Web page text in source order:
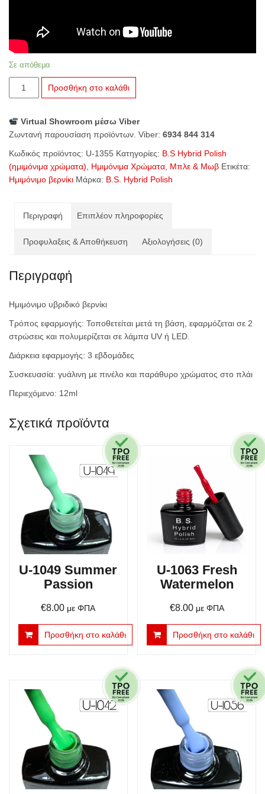
Σε απόθεμα
1355
ποσότητα
Προσθήκη στο καλάθι
Virtual Showroom μέσω Viber
Ζωντανή παρουσίαση προϊόντων. Viber: 6934 844 314
Κωδικός προϊόντος: U-1355 Κατηγορίες: B.S Hybrid Polish
(ημιμόνιμα χρώματα)
Ημιμόνιμα Χρώματα Μπλε & Μωβ Ετικέτα:
Ημιμόνιμο βερνίκι Μάρκα: B.S. Hybrid Polish
Περιγραφή Επιπλέον πληροφορίες
Προφυλαξεις & Αποθήκευση Αξιολογήσεις (0)
Περιγραφή
Ημιμόνιμο υβριδικό βερνίκι
Τρόπος εφαρμογής: Τοποθετείται μετά τη βάση, εφαρμόζεται σε 2
στρώσεις και πολυμερίζεται σε λάμπα UV ή LED.
Διάρκεια εφαρμογής: 3 εβδομάδες
Συσκευασία: γυάλινη με πινέλο και παράθυρο χρώματος στο πλάι
Περιεχόμενο: 12ml
Σχετικά προϊόντα
U-1049 Summer
Passion
€8.00 με ΦΠΑ
Προσθήκη στο καλάθι
U-1063 Fresh
Watermelon
€8.00 με ΦΠΑ
Προσθήκη στο καλάθι